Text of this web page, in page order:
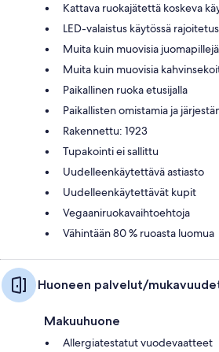
Kattava ruokajätettä koskeva
LED-valaistus käytössä
Muita kuin muovisia
Muita kuin muovisia
Paikallinen ruoka etusijalla
Paikallisten omistamia ja
Rakennettu: 1923
Tupakointi ei sallittu
Uudelleenkäytettävä astiasto
Uudelleenkäytettävät kupit
Vegaaniruokavaihtoehtoja
Vähintään 80 % ruoasta luomua
Huoneen palvelut/
Makuuhuone
Allergiatestatut vuodevaatteet